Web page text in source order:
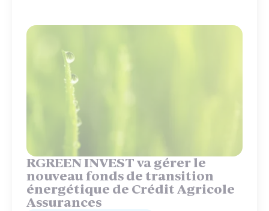
RGREEN INVEST va gérer le
nouveau fonds de transition
énergétique de Crédit Agricole
Assurances